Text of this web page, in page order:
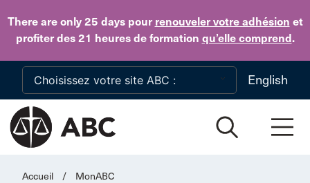
There are only 25 dayspour renouveler votre adhésion et
profiter des 21 heures de formation qu’elle comprend.
Skip to main content
English
Accueil / MonABC